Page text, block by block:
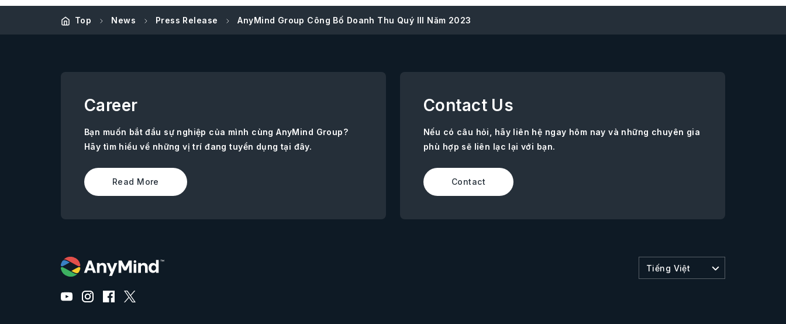
Top News Press Release AnyMind Group Công Bố Doanh Thu Quý III Năm 2023
Career
Bạn muốn bắt đầu sự nghiệp của mình cùng AnyMind Group?
Hãy tìm hiểu về những vị trí đang tuyển dụng tại đây.
Read More
Contact Us
Nếu có câu hỏi, hãy liên hệ ngay hôm nay và những chuyên gia
phù hợp sẽ liên lạc lại với bạn.
Contact
Tiếng Việt